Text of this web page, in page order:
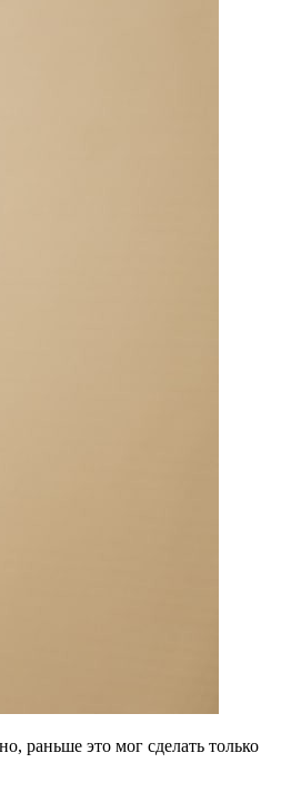
раньше это мог сделать только